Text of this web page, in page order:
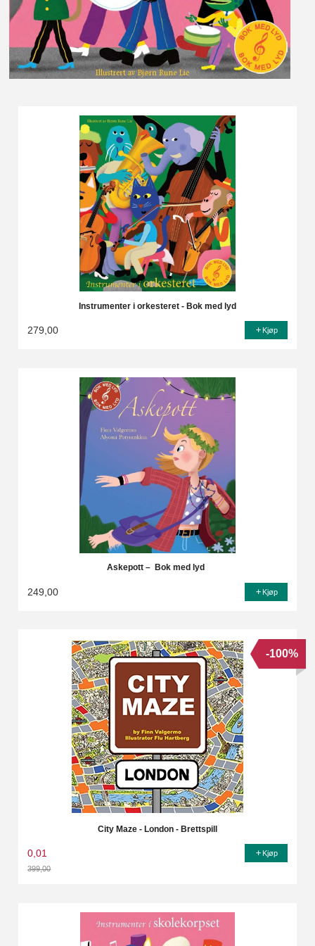
Instrumenter i orkesteret - Bok med lyd
279,00 Kjøp
Askepott – Bok med lyd
249,00 Kjøp
City Maze - London - Brettspill
0,01
399,00
-100%
Kjøp